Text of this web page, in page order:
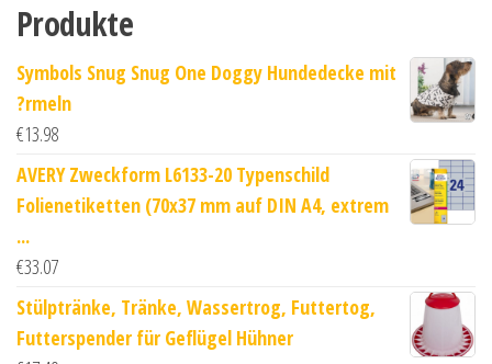
Produkte
Symbols Snug Snug One Doggy Hundedecke mit
?rmeln
€13.98
AVERY Zweckform L6133-20 Typenschild
Folienetiketten (70x37 mm auf DIN A4, extrem
...
€33.07
Stülptränke, Tränke, Wassertrog, Futtertog,
Futterspender für Geflügel Hühner